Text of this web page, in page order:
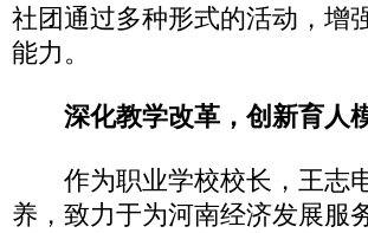
社团通过多种形式的活动，增
能力。
深化教学改革，创新育人
作为职业学校校长，王志
养，致力于为河南经济发展服